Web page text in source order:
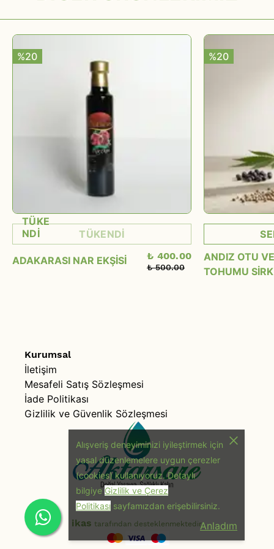
Alışveriş deneyiminizi iyileştirmek için
yasal düzenlemelere uygun çerezler
(cookies) kullanıyoruz. Detaylı
bilgiyeGizlilik ve Çerez
Politikası sayfamızdan erişebilirsiniz.
Anladım
%20
TÜKE
NDİ
TÜKENDİ
ADAKARASI NAR EKŞİSİ ₺ 400.00
₺ 500.00
%20
ANDIZ OTU
TOHUMU
Kurumsal
İletişim
Mesafeli Satış Sözleşmesi
İade Politikası
Gizlilik ve Güvenlik Sözleşmesi
ikas tarafından desteklenmektedir.